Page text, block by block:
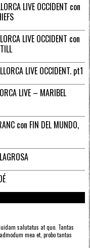
LIVE OCCIDENT con
LIVE OCCIDENT con
LIVE OCCIDENT. pt1
LIVE – MARIBEL
con FIN DEL MUNDO,
salutatus at quo. Tantas
mea et, probo tantas